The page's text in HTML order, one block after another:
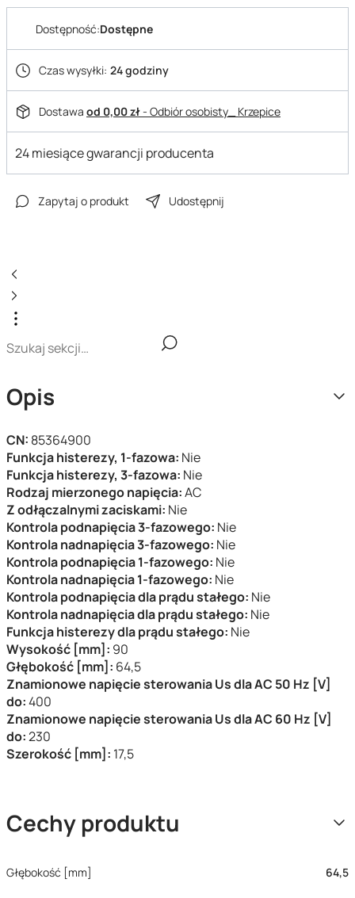
Dostępność:Dostępne
Czas wysyłki: 24 godziny
Dostawa od 0,00 zł- Odbiór osobisty_ Krzepice
24 miesiące gwarancji producenta
Zapytaj o produkt Udostępnij
Opis
CN: 85364900
Funkcja histerezy, 1-fazowa: Nie
Funkcja histerezy, 3-fazowa: Nie
Rodzaj mierzonego napięcia:AC
Z odłączalnymi zaciskami: Nie
Kontrola podnapięcia 3-fazowego: Nie
Kontrola nadnapięcia 3-fazowego: Nie
Kontrola podnapięcia 1-fazowego: Nie
Kontrola nadnapięcia 1-fazowego: Nie
Kontrola podnapięcia dla prądu stałego: Nie
Kontrola nadnapięcia dla prądu stałego: Nie
Funkcja histerezy dla prądu stałego: Nie
Wysokość [mm]: 90
Głębokość [mm]: 64,5
Znamionowe napięcie sterowania Us dla AC 50 Hz [V]
do:400
Znamionowe napięcie sterowania Us dla AC 60 Hz [V]
do:230
Szerokość [mm]: 17,5
Cechy produktu
Głębokość [mm]
64,5